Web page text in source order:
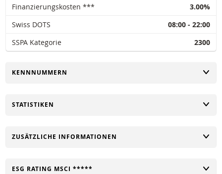
Finanzierungskosten ***
3.00%
Swiss DOTS
08:00 - 22:00
SSPA Kategorie
2300
UMSCHALTEN
KENNNUMMERN
UMSCHALTEN
STATISTIKEN
UMSCHALTEN
ZUSÄTZLICHE INFORMATIONEN
UMSCHALTEN
ESG RATING MSCI *****